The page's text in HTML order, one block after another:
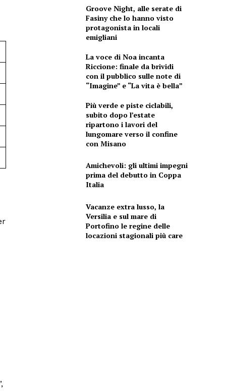
Groove Night, alle serate di
Fasiny che lo hanno visto
protagonista in locali
emigliani
La voce di Noa incanta
Riccione: finale da brividi
con il pubblico sulle note di
“Imagine” e “La vita è bella”
Più verde e piste ciclabili,
subito dopo l’estate
ripartono i lavori del
lungomare verso il confine
con Misano
Amichevoli: gli ultimi impegni
prima del debutto in Coppa
Italia
Vacanze extra lusso, la
Versilia e sul mare di
Portofino le regine delle
locazioni stagionali più care